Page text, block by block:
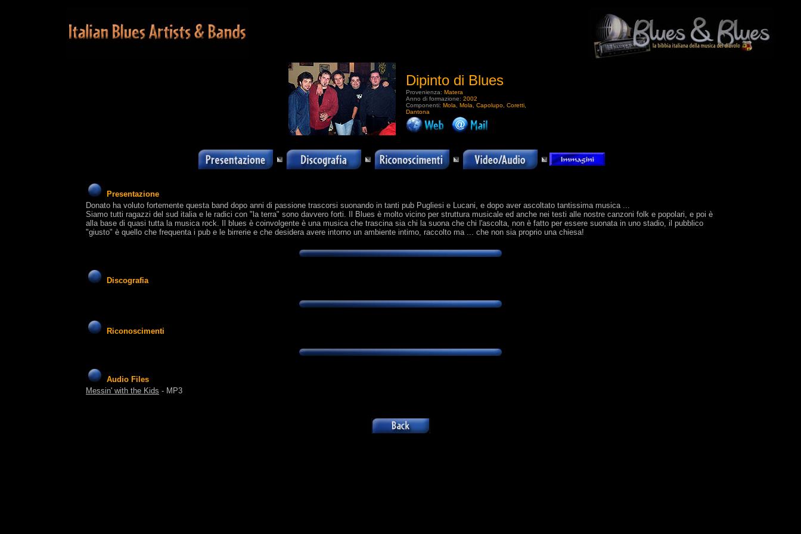
Dipinto di Blues
Provenienza: Matera
Anno di formazione: 2002
Componenti: Mola, Mola, Capolupo, Coretti,
Dantona
Presentazione
Donato ha voluto fortemente questa band dopo anni di passione trascorsi suonando in tanti pub Pugliesi e Lucani, e dopo aver ascoltato tantissima musica ...
Siamo tutti ragazzi del sud italia e le radici con "la terra" sono davvero forti. Il Blues è molto vicino per struttura musicale ed anche nei testi alle nostre canzoni folk e popolari, e poi è
alla base di quasi tutta la musica rock. Il blues è coinvolgente è una musica che trascina sia chi la suona che chi l'ascolta, non è fatto per essere suonata in uno stadio, il pubblico
"giusto" è quello che frequenta i pub e le birrerie e che desidera avere intorno un ambiente intimo, raccolto ma ... che non sia proprio una chiesa!
Discografia
Riconoscimenti
Audio Files
Messin' with the Kids - MP3